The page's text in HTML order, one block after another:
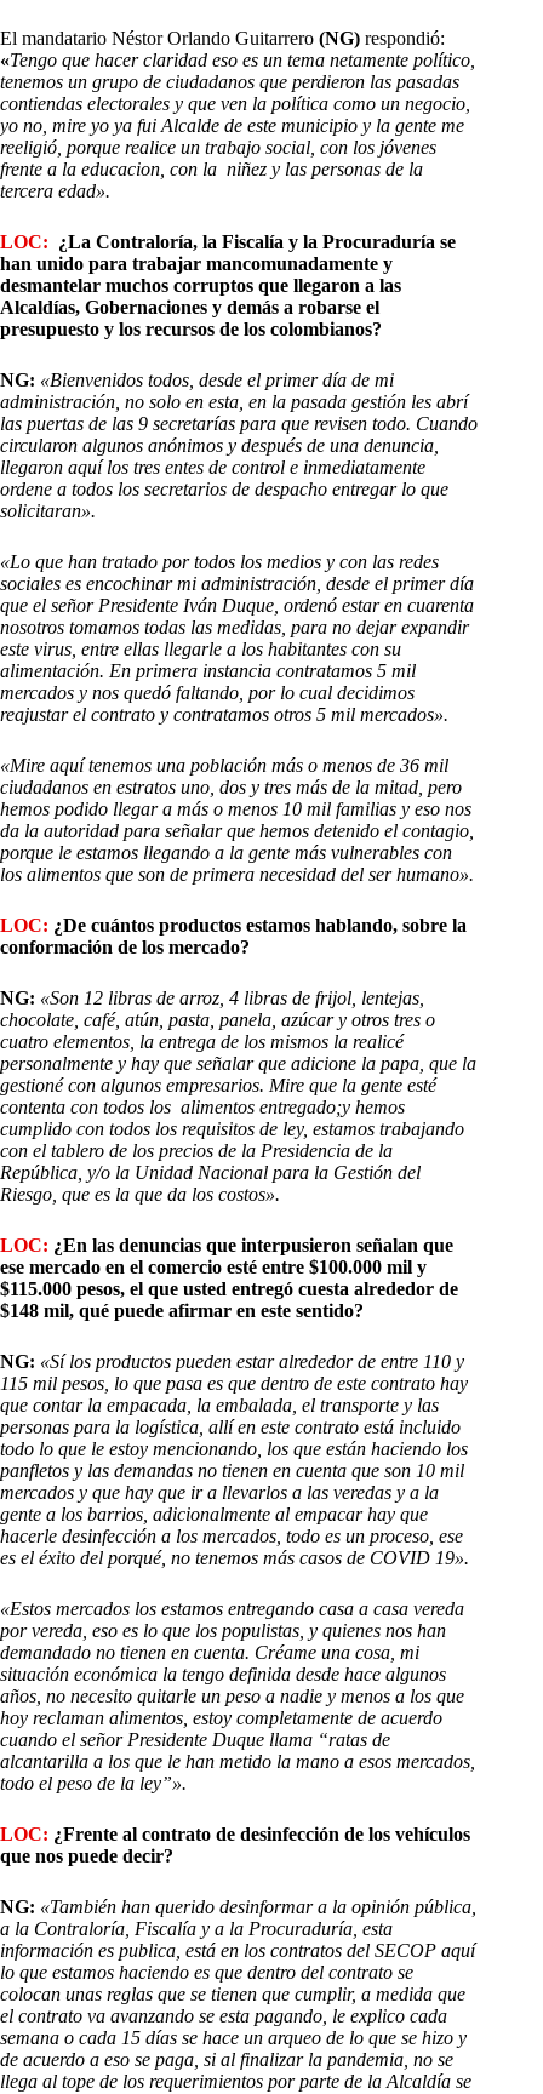
El mandatario Néstor Orlando Guitarrero (NG) respondió:
«Tengo que hacer claridad eso es un tema netamente político,
tenemos un grupo de ciudadanos que perdieron las pasadas
contiendas electorales y que ven la política como un negocio,
yo no, mire yo ya fui Alcalde de este municipio y la gente me
reeligió, porque realice un trabajo social, con los jóvenes
frente a la educacion, con la niñez y las personas de la
tercera edad».
LOC: ¿La Contraloría, la Fiscalía y la Procuraduría se
han unido para trabajar mancomunadamente y
desmantelar muchos corruptos que llegaron a las
Alcaldías, Gobernaciones y demás a robarse el
presupuesto y los recursos de los colombianos?
NG: «Bienvenidos todos, desde el primer día de mi
administración, no solo en esta, en la pasada gestión les abrí
las puertas de las 9 secretarías para que revisen todo. Cuando
circularon algunos anónimos y después de una denuncia,
llegaron aquí los tres entes de control e inmediatamente
ordene a todos los secretarios de despacho entregar lo que
solicitaran».
«Lo que han tratado por todos los medios y con las redes
sociales es encochinar mi administración, desde el primer día
que el señor Presidente Iván Duque, ordenó estar en cuarenta
nosotros tomamos todas las medidas, para no dejar expandir
este virus, entre ellas llegarle a los habitantes con su
alimentación. En primera instancia contratamos 5 mil
mercados y nos quedó faltando, por lo cual decidimos
reajustar el contrato y contratamos otros 5 mil mercados».
«Mire aquí tenemos una población más o menos de 36 mil
ciudadanos en estratos uno, dos y tres más de la mitad, pero
hemos podido llegar a más o menos 10 mil familias y eso nos
da la autoridad para señalar que hemos detenido el contagio,
porque le estamos llegando a la gente más vulnerables con
los alimentos que son de primera necesidad del ser humano».
LOC: ¿De cuántos productos estamos hablando, sobre la
conformación de los mercado?
NG: «Son 12 libras de arroz, 4 libras de frijol, lentejas,
chocolate, café, atún, pasta, panela, azúcar y otros tres o
cuatro elementos, la entrega de los mismos la realicé
personalmente y hay que señalar que adicione la papa, que la
gestioné con algunos empresarios. Mire que la gente esté
contenta con todos los alimentos entregado;y hemos
cumplido con todos los requisitos de ley, estamos trabajando
con el tablero de los precios de la Presidencia de la
República, y/o la Unidad Nacional para la Gestión del
Riesgo, que es la que da los costos».
LOC: ¿En las denuncias que interpusieron señalan que
ese mercado en el comercio esté entre $100.000 mil y
$115.000 pesos, el que usted entregó cuesta alrededor de
$148 mil, qué puede afirmar en este sentido?
NG: «Sí los productos pueden estar alrededor de entre 110 y
115 mil pesos, lo que pasa es que dentro de este contrato hay
que contar la empacada, la embalada, el transporte y las
personas para la logística, allí en este contrato está incluido
todo lo que le estoy mencionando, los que están haciendo los
panfletos y las demandas no tienen en cuenta que son 10 mil
mercados y que hay que ir a llevarlos a las veredas y a la
gente a los barrios, adicionalmente al empacar hay que
hacerle desinfección a los mercados, todo es un proceso, ese
es el éxito del porqué, no tenemos más casos de COVID 19».
«Estos mercados los estamos entregando casa a casa vereda
por vereda, eso es lo que los populistas, y quienes nos han
demandado no tienen en cuenta. Créame una cosa, mi
situación económica la tengo definida desde hace algunos
años, no necesito quitarle un peso a nadie y menos a los que
hoy reclaman alimentos, estoy completamente de acuerdo
cuando el señor Presidente Duque llama “ratas de
alcantarilla a los que le han metido la mano a esos mercados,
todo el peso de la ley”».
LOC: ¿Frente al contrato de desinfección de los vehículos
que nos puede decir?
NG: «También han querido desinformar a la opinión pública,
a la Contraloría, Fiscalía y a la Procuraduría, esta
información es publica, está en los contratos del SECOP aquí
lo que estamos haciendo es que dentro del contrato se
colocan unas reglas que se tienen que cumplir, a medida que
el contrato va avanzando se esta pagando, le explico cada
semana o cada 15 días se hace un arqueo de lo que se hizo y
de acuerdo a eso se paga, si al finalizar la pandemia, no se
llega al tope de los requerimientos por parte de la Alcaldía se